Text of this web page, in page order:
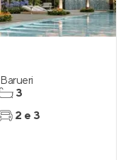
Barueri
3
2 e 3